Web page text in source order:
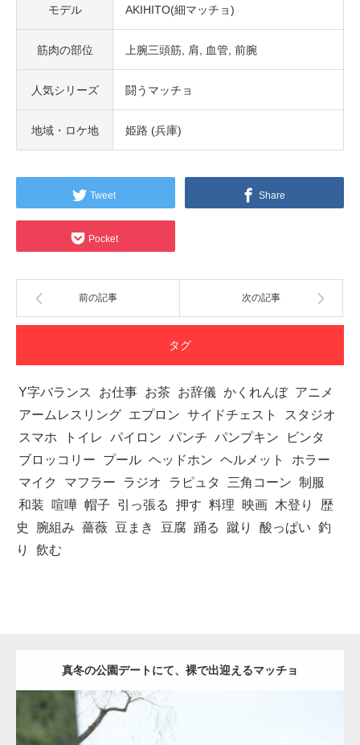
モデル AKIHITO(細マッチョ)
筋肉の部位 上腕三頭筋 肩 血管 前腕
人気シリーズ 闘うマッチョ
地域・ロケ地 姫路 (兵庫)
Tweet Share
Pocket
前の記事 次の記事
タグ
Y字バランス お仕事 お茶 お辞儀 かくれんぼ アニメ
アームレスリング エプロン サイドチェスト
スタジオ
スマホ
トイレ パイロン パンチ パンプキン
ビンタ
ブロッコリー
プール ヘッドホン ヘルメット
ホラー
マイク
マフラー ラジオ ラピュタ 三角コーン 制服
和装
喧嘩 帽子 引っ張る 押す 料理 映画 木登り
歴
史
腕組み 薔薇 豆まき 豆腐 踊る 蹴り 酸っぱい 釣
り
飲む
真冬の公園デートにて、裸で出迎えるマッチョ